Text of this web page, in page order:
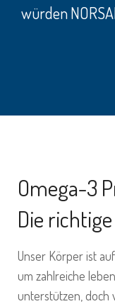
würden
Omega-3
Die
Unser Körper ist
um zahlreiche
unterstützen, doch